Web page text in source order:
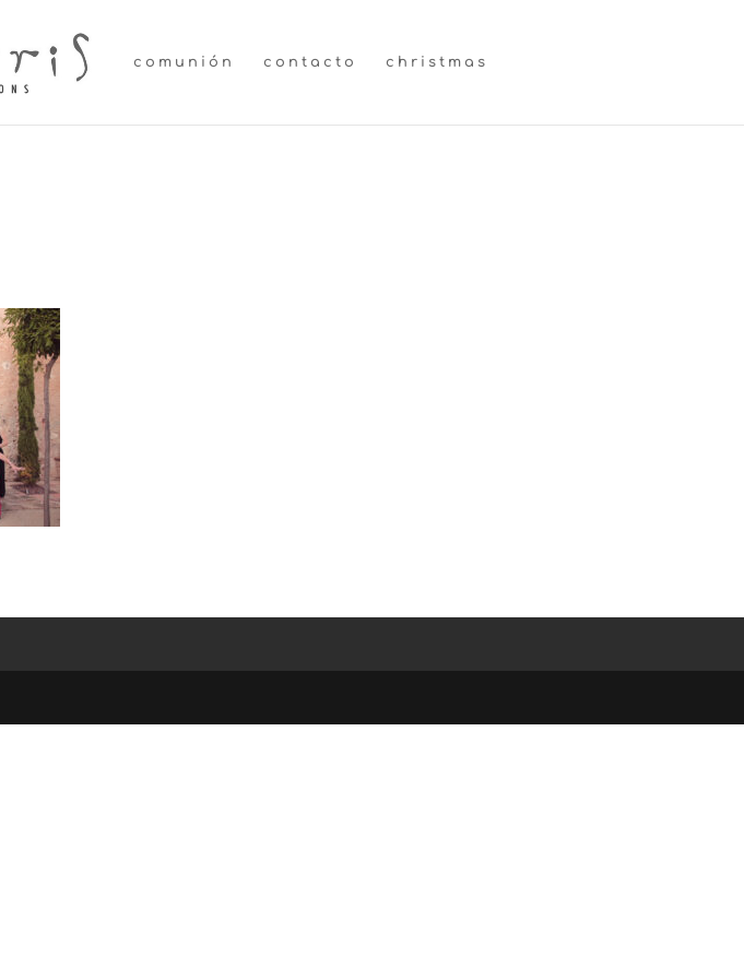
comunión contacto christmas